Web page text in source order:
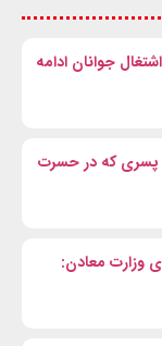
جوانان ادامه
پسری که در حسرت
وزارت معادن: